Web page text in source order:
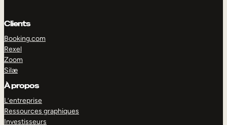
Clients
Booking.com
Rexel
Zoom
Silæ
À propos
L’entreprise
Ressources graphiques
Investisseurs